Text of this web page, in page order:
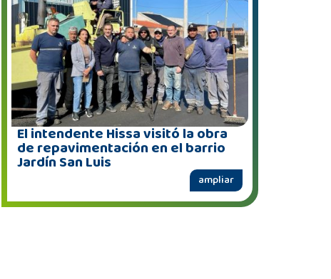
El intendente Hissa visitó la obra
de repavimentación en el barrio
Jardín San Luis
ampliar